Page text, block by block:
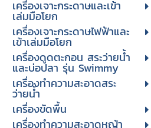
เครื่องเจาะกระดาษและเข้า
เล่มมือโยก
เครื่องเจาะกระดาษไฟฟ้าและ
เข้าเล่มมือโยก
เครื่องดูดตะกอน สระว่ายน้ำ
และบ่อปลา รุ่น Swimmy
เครื่องทำความสะอาดสระ
ว่ายน้ำ
เครื่องขัดพื้น
เครื่องทำความสะอาดหญ้า